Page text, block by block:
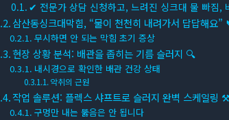
✔ 전문가 상담 신청하고, 느려진 싱크대 물 빠짐,
삼산동싱크대막힘, “물이 천천히 내려가서 답답해요”
무시하면 안 되는 막힘 초기 증상
현장 상황 분석: 배관을 좁히는 기름 슬러지 🔍
내시경으로 확인한 배관 건강 상태
악취의 근원
작업 솔루션: 플렉스 샤프트로 슬러지 완벽 스케일링 ⚒
구멍만 내는 뚫음은 안 됩니다